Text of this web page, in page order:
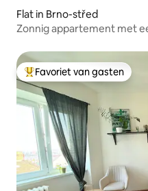
Flat in Brno-střed
Zonnig appartement met
Topfavoriet van gasten
Favoriet van gasten